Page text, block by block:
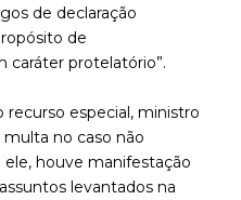
de declaração
de
protelatório”.
recurso especial, ministro
multa no caso não
houve manifestação
levantados na